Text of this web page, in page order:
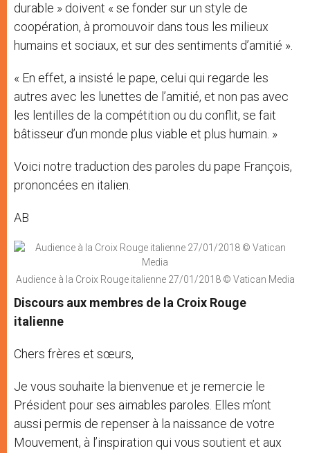
durable » doivent « se fonder sur un style de
coopération, à promouvoir dans tous les milieux
humains et sociaux, et sur des sentiments d’amitié ».
« En effet, a insisté le pape, celui qui regarde les
autres avec les lunettes de l’amitié, et non pas avec
les lentilles de la compétition ou du conflit, se fait
bâtisseur d’un monde plus viable et plus humain. »
Voici notre traduction des paroles du pape François,
prononcées en italien.
AB
Audience à la Croix Rouge italienne 27/01/2018 © Vatican Media
Discours aux membres de la Croix Rouge
italienne
Chers frères et sœurs,
Je vous souhaite la bienvenue et je remercie le
Président pour ses aimables paroles. Elles m’ont
aussi permis de repenser à la naissance de votre
Mouvement, à l’inspiration qui vous soutient et aux